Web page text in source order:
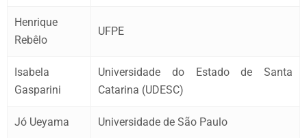
Henrique
Rebêlo
UFPE
Isabela
Gasparini
Universidade do Estado de Santa
Catarina (UDESC)
Jó Ueyama Universidade de São Paulo